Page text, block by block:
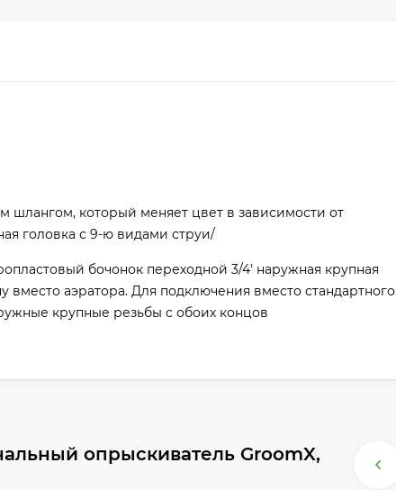
который меняет цвет в зависимости от
головка с 9-ю видами струи/
бочонок переходной 3/4' наружная крупная
вместо аэратора. Для подключения вместо стандартного
крупные резьбы с обоих концов
опрыскиватель GroomX,